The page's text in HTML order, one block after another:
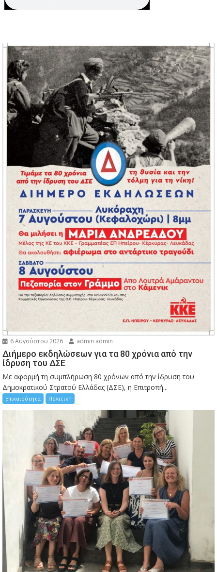
6 Αυγούστου 2026 admin admin
Διήμερο εκδηλώσεων για τα 80 χρόνια από την
ίδρυση του ΔΣΕ
Με αφορμή τη συμπλήρωση 80 χρόνων από την ίδρυση του
Δημοκρατικού Στρατού Ελλάδας (ΔΣΕ), η Επιτροπή...
Επικαιρότητα Πολιτική